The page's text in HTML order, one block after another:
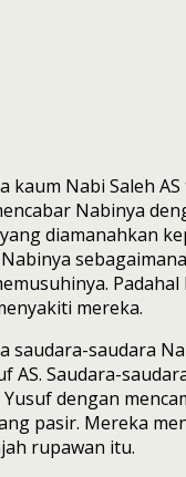
kaum Nabi Saleh
Nabinya
diamanahkan
Padahal
mereka.
saudara-saudara
AS. Saudara-
dengan
pasir. Mereka
rupawan itu.